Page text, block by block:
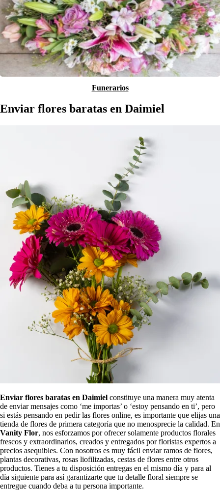
Funerarios
Enviar flores baratas en Daimiel
Enviar flores baratas en Daimiel constituye una manera muy atenta
de enviar mensajes como ‘me importas’ o ‘estoy pensando en ti’, pero
si estás pensando en pedir las flores online, es importante que elijas una
tienda de flores de primera categoría que no menosprecie la calidad. En
Vanity Flor, nos esforzamos por ofrecer solamente productos florales
frescos y extraordinarios, creados y entregados por floristas expertos a
precios asequibles. Con nosotros es muy fácil enviar ramos de flores,
plantas decorativas, rosas liofilizadas, cestas de flores entre otros
productos. Tienes a tu disposición entregas en el mismo día y para al
día siguiente para así garantizarte que tu detalle floral siempre se
entregue cuando deba a tu persona importante.